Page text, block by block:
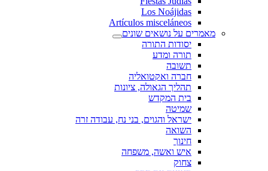
Los Noájidas
Artículos misceláneos
מאמרים על נושאים שונים
יסודות התורה
תורה ומדע
תשובה
חברה ואקטואליה
תהליך הגאולה, ציונות
בית המקדש
שמיטה
ישראל והגוים, בני נח, עבודה זרה
השואה
חינוך
איש ואשה, משפחה
צחוק